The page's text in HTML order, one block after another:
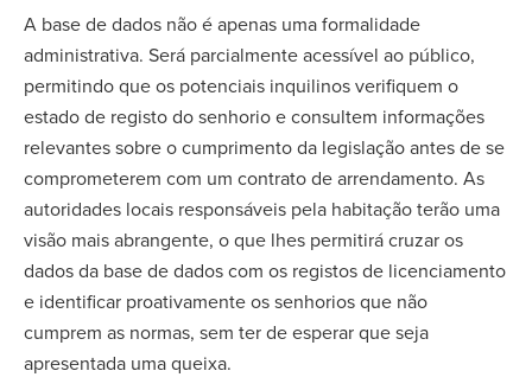
A base de dados não é apenas uma formalidade
administrativa. Será parcialmente acessível ao público,
permitindo que os potenciais inquilinos verifiquem o
estado de registo do senhorio e consultem informações
relevantes sobre o cumprimento da legislação antes de se
comprometerem com um contrato de arrendamento. As
autoridades locais responsáveis pela habitação terão uma
visão mais abrangente, o que lhes permitirá cruzar os
dados da base de dados com os registos de licenciamento
e identificar proativamente os senhorios que não
cumprem as normas, sem ter de esperar que seja
apresentada uma queixa.